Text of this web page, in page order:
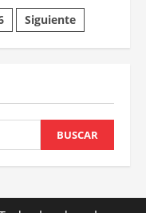
Siguiente